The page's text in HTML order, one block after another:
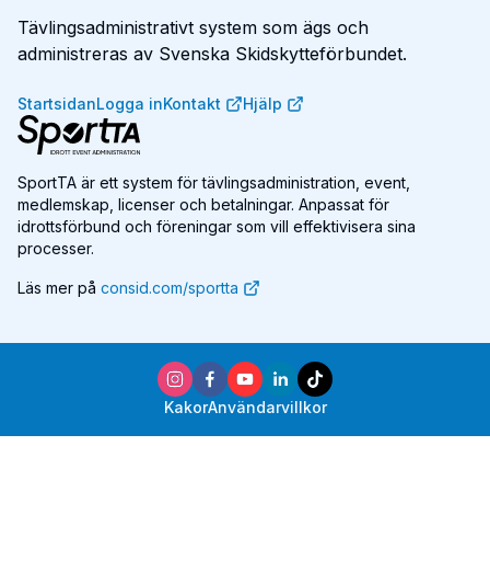
Tävlingsadministrativt system som ägs och
administreras av Svenska Skidskytteförbundet.
StartsidanLogga inKontakt Hjälp
SportTA är ett system för tävlingsadministration, event,
medlemskap, licenser och betalningar. Anpassat för
idrottsförbund och föreningar som vill effektivisera sina
processer.
Läs mer på consid.com/sportta
KakorAnvändarvillkor